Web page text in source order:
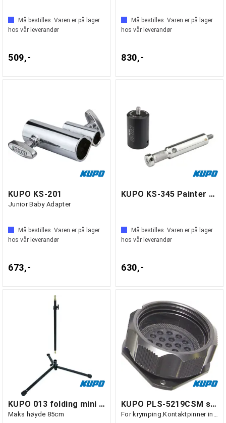
Må bestilles. Varen er på lager
hos vår leverandør
509,-
Må bestilles. Varen er på lager
hos vår leverandør
830,-
KUPO KS-201
Junior Baby Adapter
Må bestilles. Varen er på lager
hos vår leverandør
673,-
KUPO KS-345 Painter Pole Adapter
Må bestilles. Varen er på lager
hos vår leverandør
630,-
KUPO 013 folding mini stand
Maks høyde 85cm
KUPO PLS-5219CSM socapex han chassis
For krymping.Kontaktpinner inkludert.